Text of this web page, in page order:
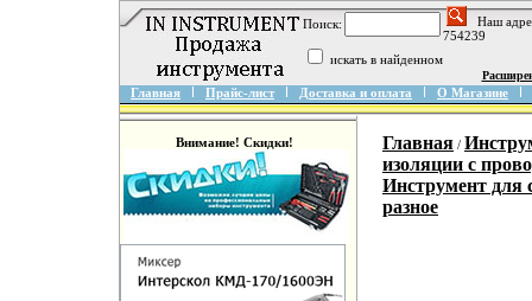
Поиск:
Наш
754239
искать в найденном
Главная Прайс-лист Доставка и оплата О Магазине
Внимание! Скидки! Главная /
изоляции с
Инструмент для
разное